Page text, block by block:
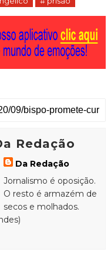
Redação
Da Redação
Jornalismo é oposição.
O resto é armazém de
secos e molhados.